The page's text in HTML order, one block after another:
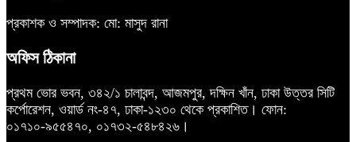
প্রকাশক ও সম্পাদক: মো: মাসুদ রানা
অফিস ঠিকানা
প্রথম ভোর ভবন, ৩৪২/১ চালাবন্দ, আজমপুর, দক্ষিন খাঁন, ঢাকা উত্তর সিটি
কর্পোরেশন, ওয়ার্ড নং-৪৭, ঢাকা-১২৩০ থেকে প্রকাশিত। ফোন:
০১৭১০-৯৫৫৪৭০, ০১৭৩২-৫৪৮৪২৬।